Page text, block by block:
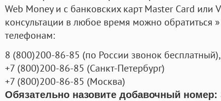
Web Money и с банковских карт Master Card или
консультации в любое время можно обратиться
телефонам:
8 (800)200-86-85 (по России звонок бесплатный),
+7 (800)200-86-85 (Санкт-Петербург)
+7 (800)200-86-85 (Москва)
Обязательно назовите добавочный номер: